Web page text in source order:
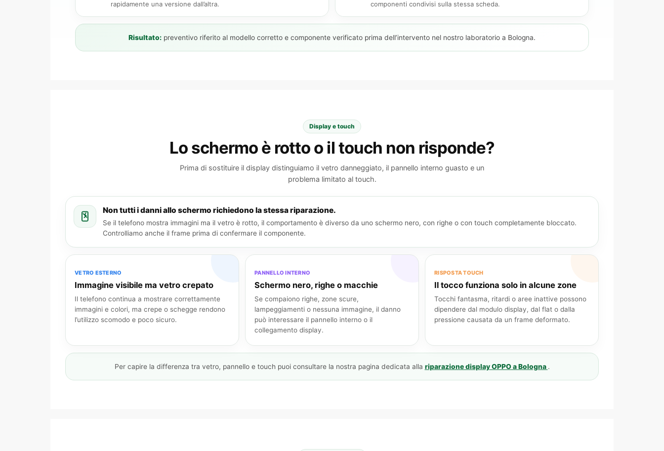
rapidamente una versione dall’altra.
componenti condivisi sulla stessa scheda.
Risultato: preventivo riferito al modello corretto e componente verificato prima dell’intervento nel nostro laboratorio a Bologna.
Display e touch
Lo schermo è rotto o il touch non risponde?
Prima di sostituire il display distinguiamo il vetro danneggiato, il pannello interno guasto e un
problema limitato al touch.
Non tutti i danni allo schermo richiedono la stessa riparazione.
Se il telefono mostra immagini ma il vetro è rotto, il comportamento è diverso da uno schermo nero, con righe o con touch completamente bloccato.
Controlliamo anche il frame prima di confermare il componente.
VETRO ESTERNO
Immagine visibile ma vetro crepato
Il telefono continua a mostrare correttamente
immagini e colori, ma crepe o schegge rendono
l’utilizzo scomodo e poco sicuro.
PANNELLO INTERNO
Schermo nero, righe o macchie
Se compaiono righe, zone scure,
lampeggiamenti o nessuna immagine, il danno
può interessare il pannello interno o il
collegamento display.
RISPOSTA TOUCH
Il tocco funziona solo in alcune zone
Tocchi fantasma, ritardi o aree inattive possono
dipendere dal modulo display, dal flat o dalla
pressione causata da un frame deformato.
Per capire la differenza tra vetro, pannello e touch puoi consultare la nostra pagina dedicata alla riparazione display OPPO a Bologna .